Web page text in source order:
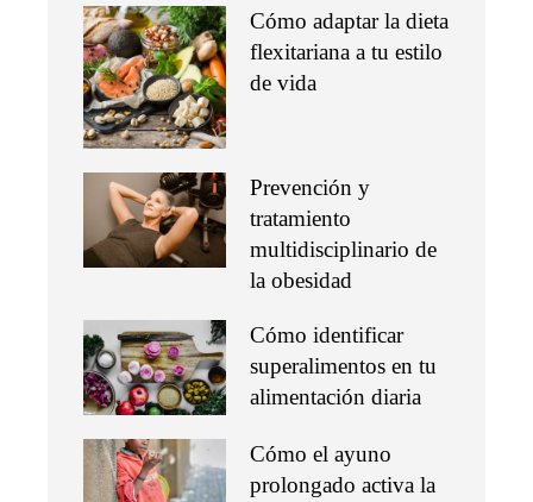
Cómo adaptar la dieta
flexitariana a tu estilo
de vida
Prevención y
tratamiento
multidisciplinario de
la obesidad
Cómo identificar
superalimentos en tu
alimentación diaria
Cómo el ayuno
prolongado activa la